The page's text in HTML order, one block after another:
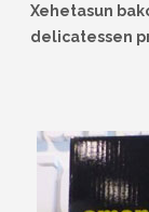
Xehetasun
delicatessen